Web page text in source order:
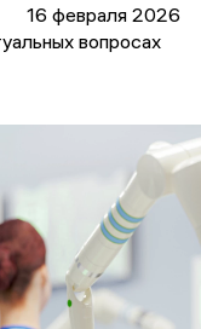
16 февраля 2026
вопросах